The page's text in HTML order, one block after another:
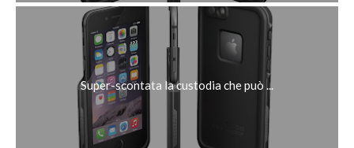
Super-scontata la custodia che può ...